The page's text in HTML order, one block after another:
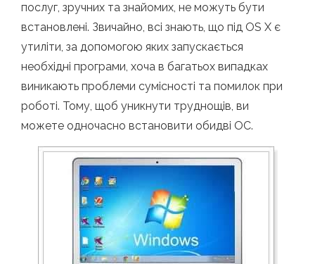
послуг, зручних та знайомих, не можуть бути
встановлені. Звичайно, всі знають, що під OS X є
утиліти, за допомогою яких запускається
необхідні програми, хоча в багатьох випадках
виникають проблеми сумісності та помилок при
роботі. Тому, щоб уникнути труднощів, ви
можете одночасно встановити обидві ОС.